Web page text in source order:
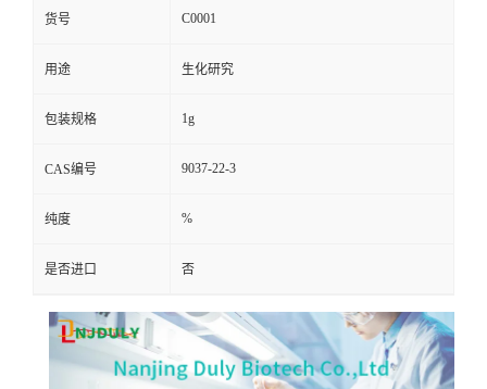
货号 C0001
用途 生化研究
包装规格 1g
CAS编号 9037-22-3
纯度 %
是否进口 否